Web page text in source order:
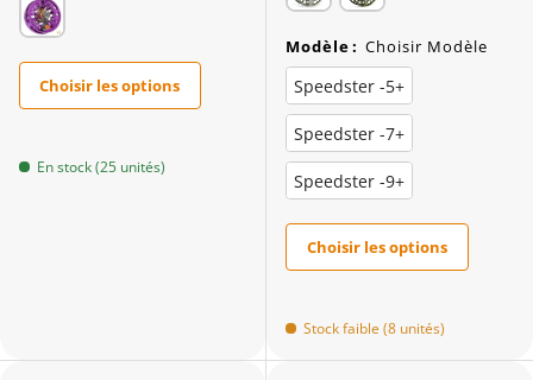
Choisir les options
En stock (25 unités)
Modèle: Choisir Modèle
Speedster -5+
Speedster -7+
Speedster -9+
Choisir les options
Stock faible (8 unités)